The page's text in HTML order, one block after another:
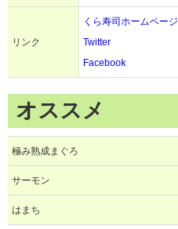
リンク
くら寿司ホームページ
Twitter
Facebook
オススメ
極み熟成まぐろ
サーモン
はまち